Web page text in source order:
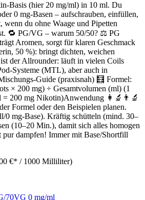
Basis (hier 20 mg/ml) in 10 ml. Du
0 mg-Basen – aufschrauben, einfüllen,
wenn du ohne Waage und Pipetten
🔁 PG/VG – warum 50/50? ⚖️ PG
Aromen, sorgt für klaren Geschmack
50 %): bringt dichten, weichen
der Allrounder: läuft in vielen Coils
Systeme (MTL), aber auch in
Guide (praxisnah) 🧮 Formel:
× 200 mg) ÷ Gesamtvolumen (ml) (1
= 200 mg Nikotin)Anwendung 👩‍🔬👨‍🔬
Formel oder den Beispielen planen.
0 mg-Base). Kräftig schütteln (mind. 30–
(10–20 Min.), damit sich alles homogen
dampfen! Immer mit Base/Shortfill
€* / 1000 Milliliter)